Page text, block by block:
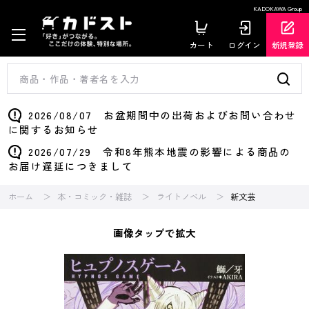
KADOKAWA Group
カート ログイン 新規登録
2026/08/07 お盆期間中の出荷およびお問い合わせ
に関するお知らせ
2026/07/29 令和8年熊本地震の影響による商品の
お届け遅延につきまして
ホーム 本・コミック・雑誌 ライトノベル 新文芸
画像タップで拡大